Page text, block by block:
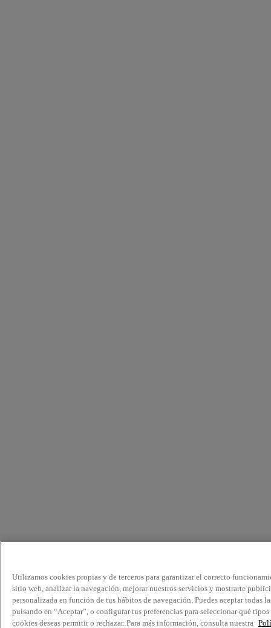
Utilizamos cookies propias y de terceros para garantizar el correcto
sitio web, analizar la navegación, mejorar nuestros servicios y mostrarte
personalizada en función de tus hábitos de navegación. Puedes aceptar todas
pulsando en “Aceptar”, o configurar tus preferencias para seleccionar qué tipos
cookies deseas permitir o rechazar. Para más información, consulta nuestra